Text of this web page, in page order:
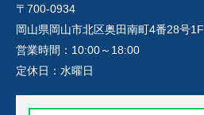
〒700-0934
岡山県岡山市北区奥田南町4番28号1F
営業時間： 10:00～18:00
定休日： 水曜日